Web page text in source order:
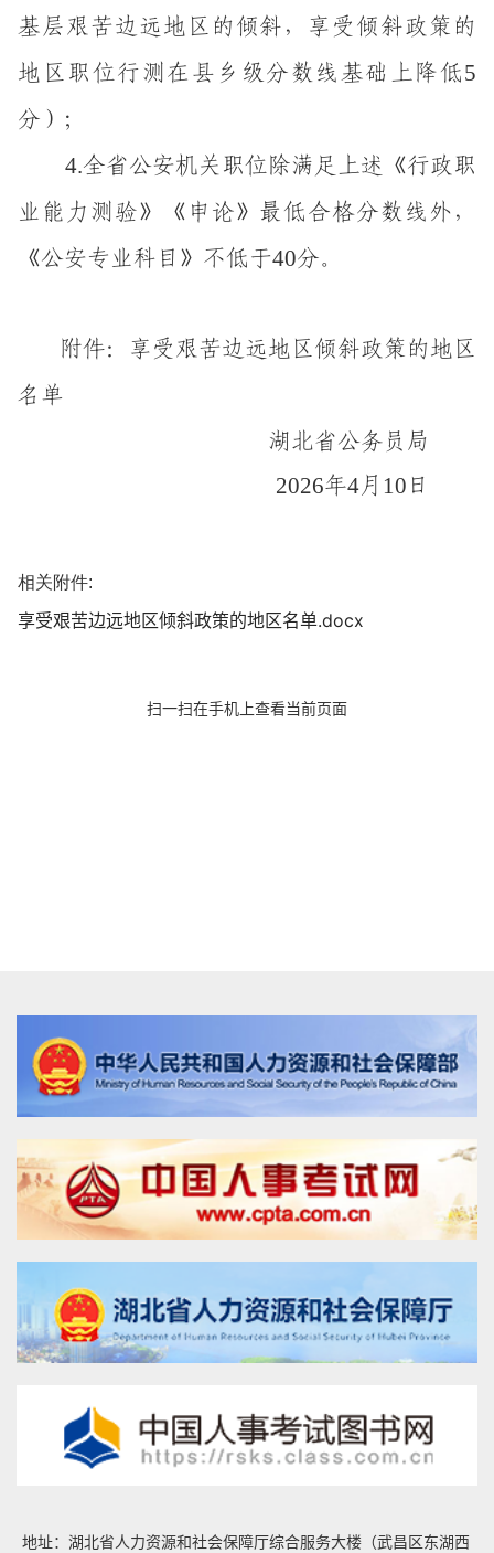
基层艰苦边远地区的倾斜，享受倾斜政策的
地区 职位行测在县乡级分数线基础上降低5
分）；
4.全省公安机关职位除满足上述《行政职
业能力测验》《申论》最低合格分数线外，
《公安专业科目》不低于40分。
附件：享受艰苦边 远地区倾斜政策的地区
名单
湖北省公务员局
2026年4月 10 日
相关附件:
享受艰苦边远地区倾斜政策的地区名单.docx
扫一扫在手机上查看当前页面
地址：湖北省人力资源和社会保障厅综合服务大楼（武昌区东湖西